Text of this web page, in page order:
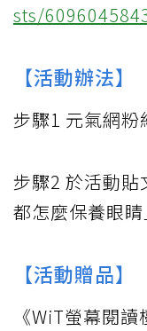
sts/
【活動辦法】
步驟1 元氣網粉
步驟2 於活動貼
都怎麼保養眼睛
【活動贈品】
《WiT螢幕閱讀